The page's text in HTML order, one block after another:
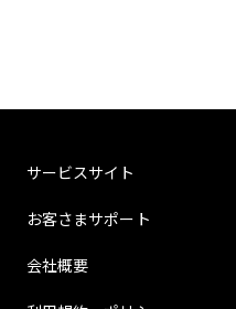
サービスサイト
お客さまサポート
会社概要